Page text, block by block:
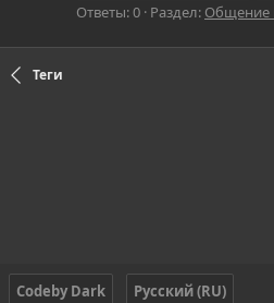
Ответы: 0 Раздел: Общение
Теги
Codeby Dark
Русский (RU)